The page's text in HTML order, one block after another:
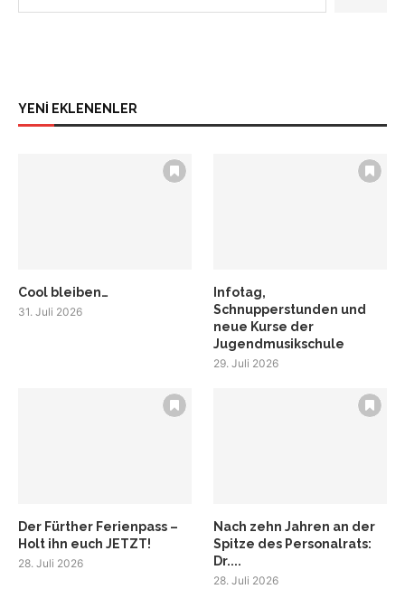
YENİ EKLENENLER
Cool bleiben…
31. Juli 2026
Infotag,
Schnupperstunden und
neue Kurse der
Jugendmusikschule
29. Juli 2026
Der Fürther Ferienpass –
Holt ihn euch JETZT!
28. Juli 2026
Nach zehn Jahren an der
Spitze des Personalrats:
Dr....
28. Juli 2026